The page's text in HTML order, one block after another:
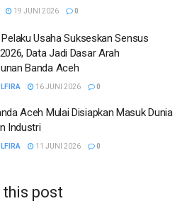
19 JUNI 2026 0
Usaha Sukseskan Sensus
Data Jadi Dasar Arah
Banda Aceh
16 JUNI 2026 0
Aceh Mulai Disiapkan Masuk Dunia
Industri
11 JUNI 2026 0
this post